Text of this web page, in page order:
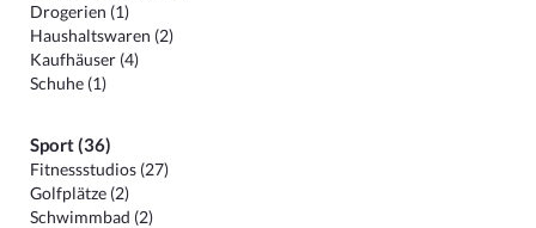
Drogerien (1)
Haushaltswaren (2)
Kaufhäuser (4)
Schuhe (1)
Sport (36)
Fitnessstudios (27)
Golfplätze (2)
Schwimmbad (2)